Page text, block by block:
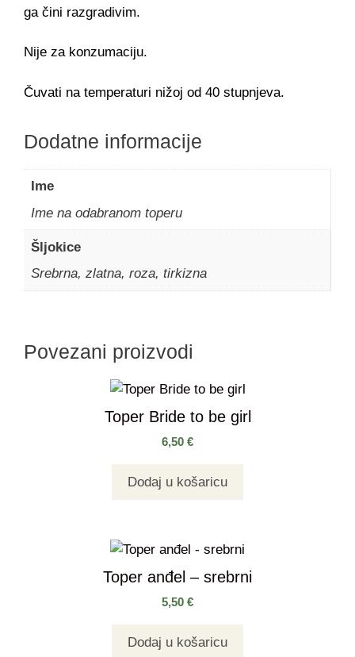
ga čini razgradivim.
Nije za konzumaciju.
Čuvati na temperaturi nižoj od 40 stupnjeva.
Dodatne informacije
Ime
Ime na odabranom toperu
Šljokice
Srebrna, zlatna, roza, tirkizna
Povezani proizvodi
Toper Bride to be girl
6,50 €
Dodaj u košaricu
Toper anđel – srebrni
5,50 €
Dodaj u košaricu